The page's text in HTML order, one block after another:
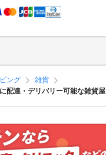
ング
雑貨
配達・デリバリー可能な雑貨屋